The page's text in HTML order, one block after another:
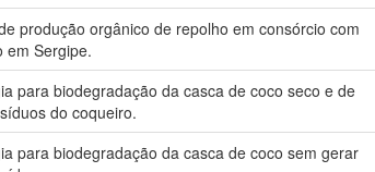
produção orgânico de repolho em consórcio com
em Sergipe.
para biodegradação da casca de coco seco e de
do coqueiro.
para biodegradação da casca de coco sem gerar